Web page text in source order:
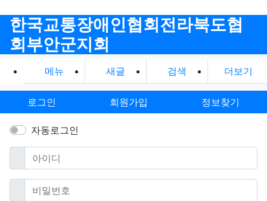
한국교통장애인협회전라북도협
회부안군지회
메뉴 새글 검색 더보기
로그인 회원가입 정보찾기
자동로그인
아이디필수
비밀번호필수